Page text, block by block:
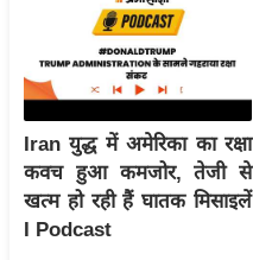
c
k
L
n
Iran युद्ध में अमेरिका का रक्षा
कवच हुआ कमजोर, तेजी से
खत्म हो रही हैं घातक मिसाइलें
I Podcast